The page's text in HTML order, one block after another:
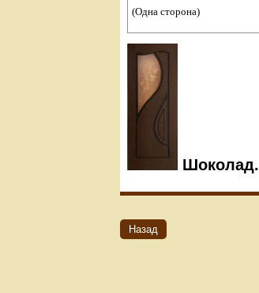
(Одна сторона)
Шоколад.
Назад